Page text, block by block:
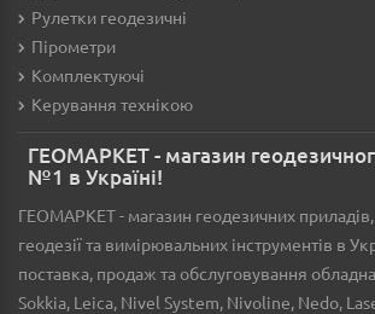
Рулетки геодезичні
Пірометри
Комплектуючі
Керування технікою
ГЕОМАРКЕТ - магазин
№1 в Україні!
ГЕОМАРКЕТ - магазин геодезичних
геодезії та вимірювальних інструментів в
поставка, продаж та обслуговування
Sokkia, Leica, Nivel System, Nivoline, Nedo,